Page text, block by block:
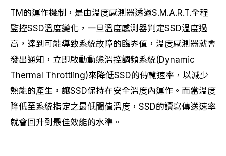
TM的運作機制，是由溫度感測器透過S.M.A.R.T.全程
監控SSD溫度變化，一旦溫度感測器判定SSD溫度過
高，達到可能導致系統故障的臨界值，溫度感測器就會
發出通知，立即啟動動態溫控調頻系統(Dynamic
Thermal Throttling)來降低SSD的傳輸速率，以減少
熱能的產生，讓SSD保持在安全溫度內運作。而當溫度
降低至系統指定之最低閾值溫度，SSD的讀寫傳送速率
就會回升到最佳效能的水準。